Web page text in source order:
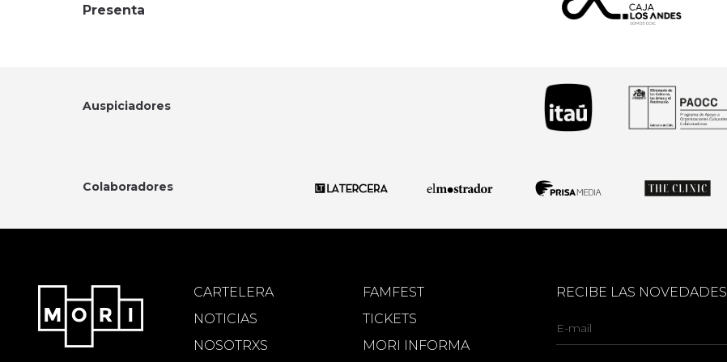
Presenta
Auspiciadores
Colaboradores
CARTELERA
NOTICIAS
NOSOTRXS
FAMFEST
TICKETS
MORI INFORMA
RECIBE LAS NOVEDADES